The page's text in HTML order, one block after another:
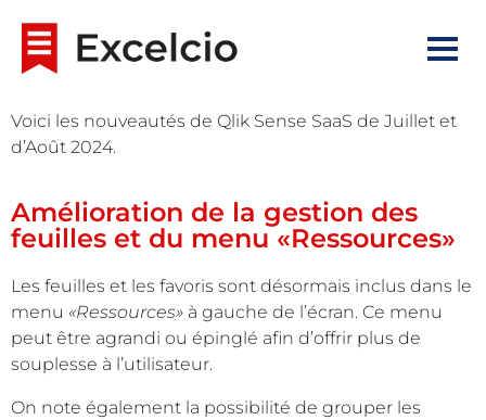
Voici les nouveautés de Qlik Sense SaaS de Juillet et
d’Août 2024.
Amélioration de la gestion des
feuilles et du menu «Ressources»
Les feuilles et les favoris sont désormais inclus dans le
menu «Ressources» à gauche de l’écran. Ce menu
peut être agrandi ou épinglé afin d’offrir plus de
souplesse à l’utilisateur.
On note également la possibilité de grouper les